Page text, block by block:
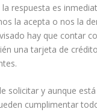
respuesta es
la acepta o nos la
hay que contar
una tarjeta de
solicitar y aunque
cumplimentar